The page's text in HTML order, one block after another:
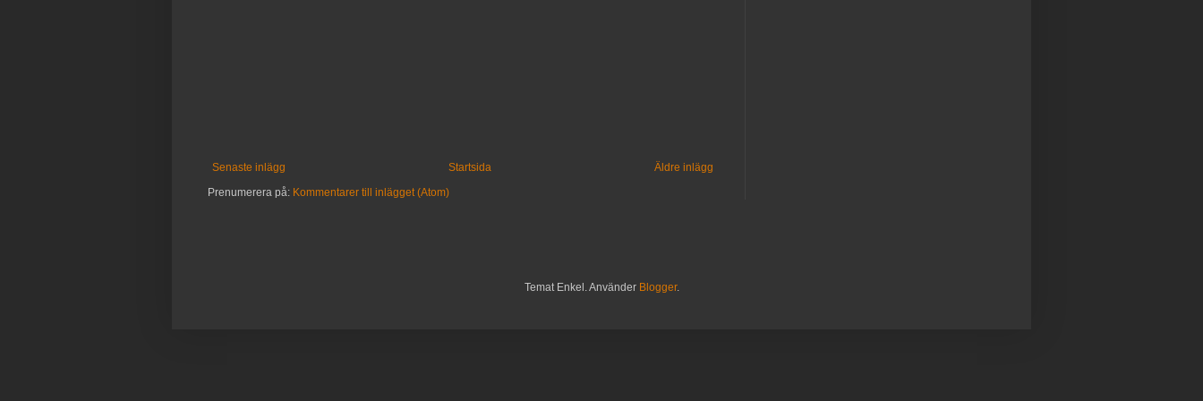
Senaste inlägg Äldre inlägg
Startsida
Prenumerera på: Kommentarer till inlägget (Atom)
Temat Enkel. Använder Blogger.